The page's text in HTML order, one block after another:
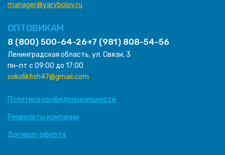
manager@yarybolov.ru
ОПТОВИКАМ
8 (800) 500-64-26+7 (981) 808-54-56
Ленинградская область, ул. Связи, 3
пн-пт с 09:00 до 17:00
sokolikfish47@gmail.com
Политика конфиденциальности
Реквизиты компании
Договор-оферта